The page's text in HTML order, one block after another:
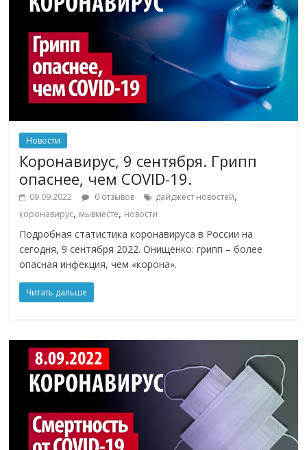
Новости
Коронавирус, 9 сентября. Грипп
опаснее, чем COVID-19.
09.09.2022 0 отзывов дайджест новостей,
коронавирус, мывместе, новости
Подробная статистика коронавируса в России на
сегодня, 9 сентября 2022. Онищенко: грипп – более
опасная инфекция, чем «корона».
Читать дальше